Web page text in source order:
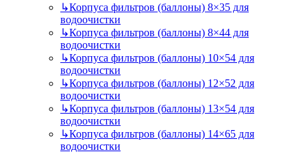
↳Корпуса фильтров (баллоны) 8×35 для
водоочистки
↳Корпуса фильтров (баллоны) 8×44 для
водоочистки
↳Корпуса фильтров (баллоны) 10×54 для
водоочистки
↳Корпуса фильтров (баллоны) 12×52 для
водоочистки
↳Корпуса фильтров (баллоны) 13×54 для
водоочистки
↳Корпуса фильтров (баллоны) 14×65 для
водоочистки